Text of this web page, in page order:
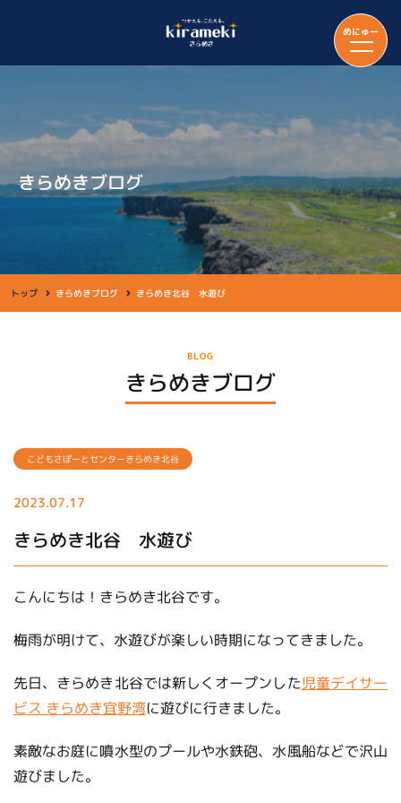
めにゅー
きらめきブログ
トップ きらめきブログ きらめき北谷 水遊び
BLOG
きらめきブログ
こどもさぽーとセンターきらめき北谷
2023.07.17
きらめき北谷 水遊び
こんにちは！きらめき北谷です。
梅雨が明けて、水遊びが楽しい時期になってきました。
先日、きらめき北谷では新しくオープンした児童デイサー
ビス きらめき宜野湾に遊びに行きました。
素敵なお庭に噴水型のプールや水鉄砲、水風船などで沢山
遊びました。